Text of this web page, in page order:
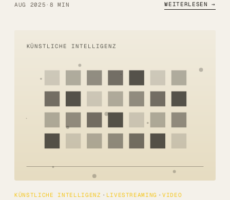
AUG 2025 · 8 MIN WEITERLESEN →
KÜNSTLICHE INTELLIGENZ
KÜNSTLICHE INTELLIGENZ LIVESTREAMING VIDEO